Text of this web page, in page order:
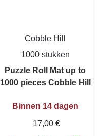
Cobble Hill
1000 stukken
Puzzle Roll Mat up to
1000 pieces Cobble Hill
Binnen 14 dagen
17,00 €